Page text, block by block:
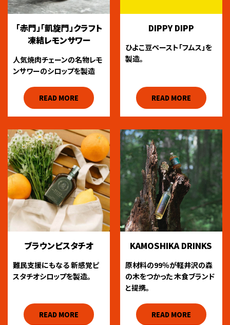
「赤門」「凱旋門」クラフト
凍結レモンサワー
人気焼肉チェーンの名物レモ
ンサワーのシロップを製造
READ MORE
DIPPY DIPP
ひよこ豆ペースト「フムス」を
製造。
READ MORE
ブラウンピスタチオ
難民支援にもなる新感覚ピ
スタチオシロップを製造。
READ MORE
KAMOSHIKA DRINKS
原材料の99％が軽井沢の森
の木をつかった木食ブランド
と提携。
READ MORE